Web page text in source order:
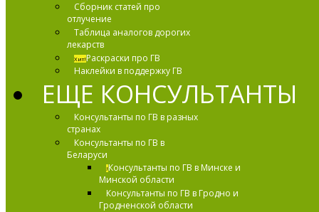
Сборник статей про
отлучение
Таблица аналогов дорогих
лекарств
Хит!Раскраски про ГВ
Наклейки в поддержку ГВ
ЕЩЕ КОНСУЛЬТАНТЫ
Консультанты по ГВ в разных
странах
Консультанты по ГВ в
Беларуси
!Консультанты по ГВ в Минске и
Минской области
Консультанты по ГВ в Гродно и
Гродненской области